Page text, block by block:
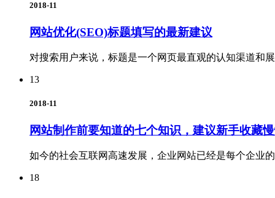
2018-11
网站优化(SEO)标题填写的最新建议
对搜索用户来说，标题是一个网页最直观的认知渠道和
13
2018-11
网站制作前要知道的七个知识，建议新手收藏
如今的社会互联网高速发展，企业网站已经是每个企
18